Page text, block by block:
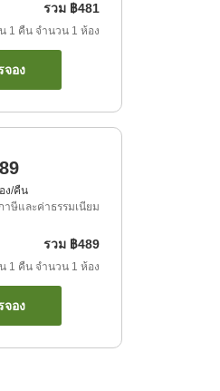
รวม ฿481
1 คืน จำนวน 1 ห้อง
จอง
ง/คืน
าษีและค่าธรรมเนียม
รวม ฿489
1 คืน จำนวน 1 ห้อง
จอง